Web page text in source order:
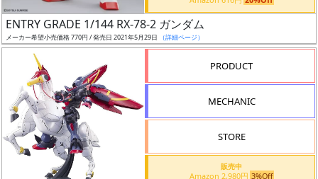
ー
タ
ー
付
属
品
（β）
ENTRY GRADE 1/144 RX-78-2 ガンダム
メーカー希望小売価格 770円 / 発売日 2021年5月29日 （詳細ページ）
PRODUCT
MECHANIC
STORE
販売中
Amazon 2,980円 3%Off